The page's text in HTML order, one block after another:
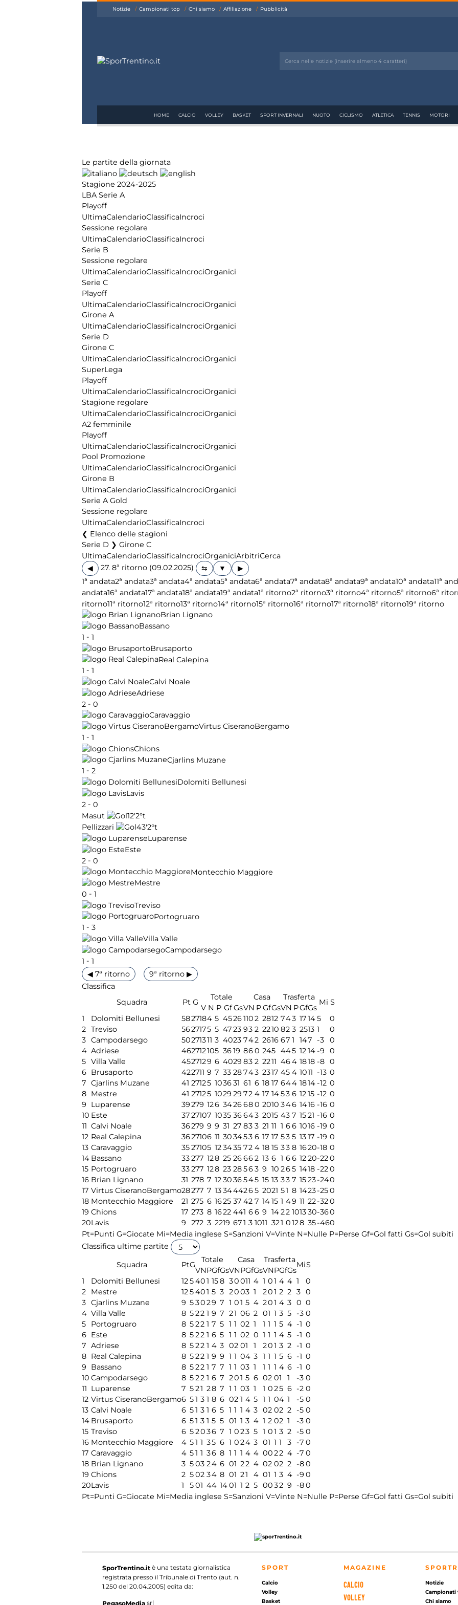
Notizie Campionati top Chi siamo Affiliazione Pubblicità
HOME CALCIO VOLLEY BASKET SPORT INVERNALI NUOTO CICLISMO ATLETICA TENNIS MOTORI
Le partite della giornata
Stagione 2024-2025
LBA Serie A
Playoff
UltimaCalendarioClassificaIncroci
Sessione regolare
UltimaCalendarioClassificaIncroci
Serie B
Sessione regolare
UltimaCalendarioClassificaIncrociOrganici
Serie C
Playoff
UltimaCalendarioClassificaIncrociOrganici
Girone A
UltimaCalendarioClassificaIncrociOrganici
Serie D
Girone C
UltimaCalendarioClassificaIncrociOrganici
SuperLega
Playoff
UltimaCalendarioClassificaIncrociOrganici
Stagione regolare
UltimaCalendarioClassificaIncrociOrganici
A2 femminile
Playoff
UltimaCalendarioClassificaIncrociOrganici
Pool Promozione
UltimaCalendarioClassificaIncrociOrganici
Girone B
UltimaCalendarioClassificaIncrociOrganici
Serie A Gold
Sessione regolare
UltimaCalendarioClassificaIncroci
Elenco delle stagioni
Serie D ❯ Girone C
UltimaCalendarioClassificaIncrociOrganiciArbitriCerca
◀
27. 8ª ritorno (09.02.2025)
▶
1ª andata2ª andata3ª andata4ª andata5ª andata6ª andata7ª andata8ª andata9ª andata10ª andata11ª
andata16ª andata17ª andata18ª andata19ª andata1ª ritorno2ª ritorno3ª ritorno4ª ritorno5ª ritorno6ª
ritorno11ª ritorno12ª ritorno13ª ritorno14ª ritorno15ª ritorno16ª ritorno17ª ritorno18ª ritorno19ª ritorno
Brian Lignano
Bassano
1 - 1
Brusaporto
Real Calepina
1 - 1
Calvi Noale
Adriese
2 - 0
Caravaggio
Virtus CiseranoBergamo
1 - 1
Chions
Cjarlins Muzane
1 - 2
Dolomiti Bellunesi
Lavis
2 - 0
Masut
12'2°t
Pellizzari
43'2°t
Luparense
Este
2 - 0
Montecchio Maggiore
Mestre
0 - 1
Treviso
Portogruaro
1 - 3
Villa Valle
Campodarsego
1 - 1
◀ 7ª ritorno
9ª ritorno ▶
Classifica
Squadra
Pt G
Totale Casa Trasferta
Mi S
V N P GfGsVN PGfGsVN PGfGs
1
Dolomiti Bellunesi 5827184 5 45261102 2812 743 17145
0
2 Treviso 5627175 5 4723 93 2 2210 82 3 2513 1
0
3 Campodarsego 50271311 3 4023 742 2616 67 1 147 -3
0
4 Adriese 462712105 3619 860 245 445 1214 -9
0
5 Villa Valle 4527129 6 4029 83 2 2211 464 1818 -8 0
6 Brusaporto 422711 9 7 33 28743 2317 45 4 1011 -13 0
7 Cjarlins Muzane 41 27125 103631 61 6 18 17 644 1814 -12 0
8 Mestre 41 27125 1029 29 72 4 17 1453 6 1215 -12 0
9
Luparense 39279 126 3426680 2010 346 1416 -16 0
10 Este 3727107 1035 36643 2015 43 7 1521 -16 0
11 Calvi Noale 36279 9 9 31 27 83 3 21 11 1 66 1016 -19 0
12 Real Calepina 3627106 11 303453 6 17 17 53 5 1317 -19 0
13 Caravaggio 3527105 123435 72 4 18 15 33 8 1620-18 0
14 Bassano 33277 128 25 26662 13 6 1 66 1220-220
15 Portogruaro 33277 128 23 28563 9 10 265 1418 -220
16 Brian Lignano 31 278 7 123036545 15 13 33 7 1523-240
17 Virtus CiseranoBergamo28277 7 133444265 2021 51 8 1423-250
18 Montecchio Maggiore 21 275 6 1625 37 42 7 1415 1 49 11 22-320
19 Chions 17 273 8 1622 441 66 9 1422 101330-360
20Lavis 9 272 3 2219 671 3 1011 321 0128 35-460
Pt=Punti G=Giocate Mi=Media inglese S=Sanzioni V=Vinte N=Nulle P=Perse Gf=Gol fatti Gs=Gol subiti
Classifica ultime partite
Squadra
PtG
Totale Casa Trasferta
MiS
VNPGfGsVNPGfGsVNPGfGs
1
Dolomiti Bellunesi 125401 158 30011 4 1 01 4 4 1
0
2
Mestre 125401 5 3 2003 1 201 2 2 3 0
3 Cjarlins Muzane 9 53029 7 1 01 5 4 201 4 3 0 0
4 Villa Valle 8 522 1 9 7 21 06 2 01 1 3 5 -3 0
5
Portogruaro 8 522 1 7 5 1 1 02 1 1 1 1 5 4 -1 0
6 Este 8 522 1 6 5 1 1 02 0 1 1 1 4 5 -1 0
7 Adriese 8 522 1 4 3 02 01 1 201 3 2 -1 0
8 Real Calepina 8 522 1 9 9 1 1 04 3 1 1 1 5 6 -1 0
9
Bassano 8 522 1 7 7 1 1 03 1 1 1 1 4 6 -1 0
10 Campodarsego 8 522 1 6 7 201 5 6 02 01 1 -3 0
11 Luparense 7 521 28 7 1 1 03 1 1 025 6 -2 0
12 Virtus CiseranoBergamo6 51 3 1 8 6 02 1 4 5 1 1 04 1 -5 0
13 Calvi Noale 6 51 3 1 6 5 1 1 1 4 3 02 02 2 -5 0
14 Brusaporto 6 51 3 1 5 5 01 1 3 4 1 2 02 1 -3 0
15 Treviso 6 52036 7 1 023 5 1 01 3 2 -5 0
16 Montecchio Maggiore 4 51 1 35 6 1 024 3 01 1 1 3 -7 0
17 Caravaggio 4 51 1 36 8 1 1 1 4 4 0022 4 -7 0
18 Brian Lignano 3 503 24 6 01 22 4 02 02 2 -80
19 Chions 2 502 34 8 01 21 4 01 1 3 4 -9 0
20Lavis 1 501 44 1401 1 2 5 0032 9 -80
Pt=Punti G=Giocate Mi=Media inglese S=Sanzioni V=Vinte N=Nulle P=Perse Gf=Gol fatti Gs=Gol subiti
SporTrentino.it è una testata giornalistica
registrata presso il Tribunale di Trento (aut. n.
1.250 del 20.04.2005) edita da:
PegasoMedia srl
SPORT
Calcio
Volley
Basket
MAGAZINE
CALCIO
VOLLEY
Notizie
Campionati
Chi siamo